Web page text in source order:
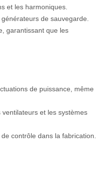
et les harmoniques.
de sauvegarde.
garantissant que les
de puissance, même
et les systèmes
contrôle dans la fabrication.